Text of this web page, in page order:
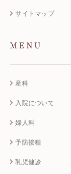
サイトマップ
MENU
産科
入院について
婦人科
予防接種
乳児健診